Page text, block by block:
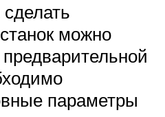
можно
параметры